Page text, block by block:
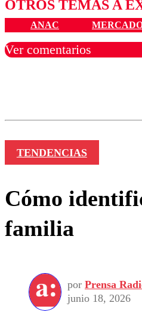
OTROS TEMAS A
ANAC
Ver comentarios
TENDENCIAS
Cómo
familia
por Prensa
junio 18, 2026